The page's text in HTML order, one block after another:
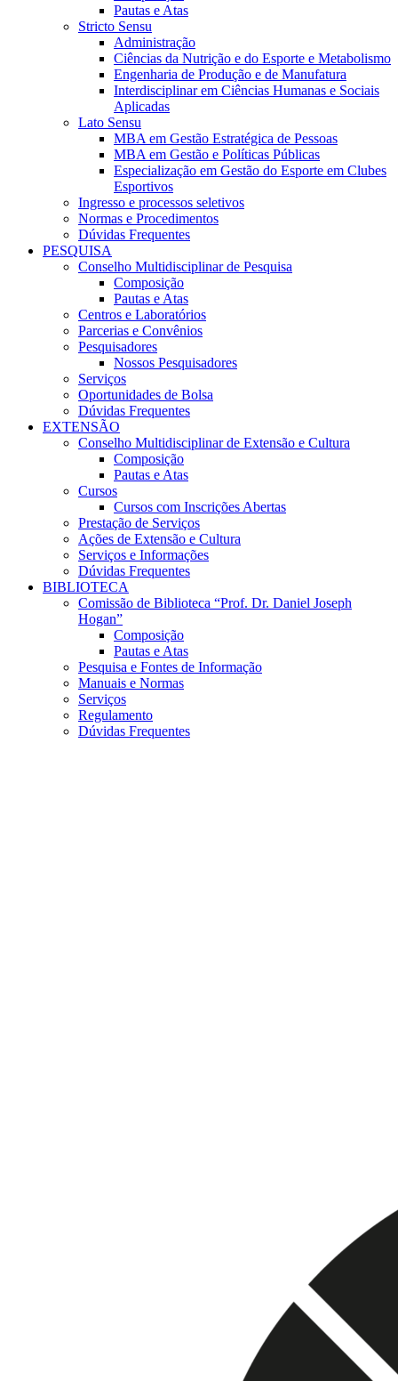
Pautas e Atas
Stricto Sensu
Administração
Ciências da Nutrição e do Esporte e Metabolismo
Engenharia de Produção e de Manufatura
Interdisciplinar em Ciências Humanas e Sociais
Aplicadas
Lato Sensu
MBA em Gestão Estratégica de Pessoas
MBA em Gestão e Políticas Públicas
Especialização em Gestão do Esporte em Clubes
Esportivos
Ingresso e processos seletivos
Normas e Procedimentos
Dúvidas Frequentes
PESQUISA
Conselho Multidisciplinar de Pesquisa
Composição
Pautas e Atas
Centros e Laboratórios
Parcerias e Convênios
Pesquisadores
Nossos Pesquisadores
Serviços
Oportunidades de Bolsa
Dúvidas Frequentes
EXTENSÃO
Conselho Multidisciplinar de Extensão e Cultura
Composição
Pautas e Atas
Cursos
Cursos com Inscrições Abertas
Prestação de Serviços
Ações de Extensão e Cultura
Serviços e Informações
Dúvidas Frequentes
BIBLIOTECA
Comissão de Biblioteca “Prof. Dr. Daniel Joseph
Hogan”
Composição
Pautas e Atas
Pesquisa e Fontes de Informação
Manuais e Normas
Serviços
Regulamento
Dúvidas Frequentes